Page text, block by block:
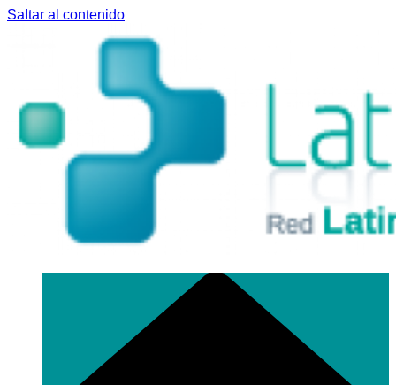
Saltar al contenido